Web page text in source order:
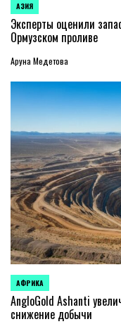
ОПУБЛИКОВАНО
В
АЗИЯ
Эксперты оценили
Ормузском проливе
Аруна Медетова
ОПУБЛИКОВАНО
В
АФРИКА
AngloGold Ashanti
снижение добычи